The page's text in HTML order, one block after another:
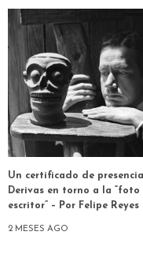
Un certificado de
Derivas en torno a la “foto
escritor” – Por Felipe Reyes
2 MESES AGO